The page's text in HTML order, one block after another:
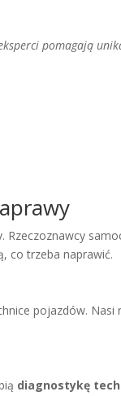
pomagają
co trzeba naprawić.
pojazdów.
diagnostykę